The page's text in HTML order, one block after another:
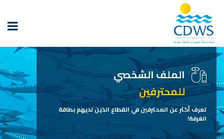
الملف الشخصي
للمحترفين
تعرف أكثر عن المحترفين في القطاع الذين لديهم بطاقة
الغرفة!